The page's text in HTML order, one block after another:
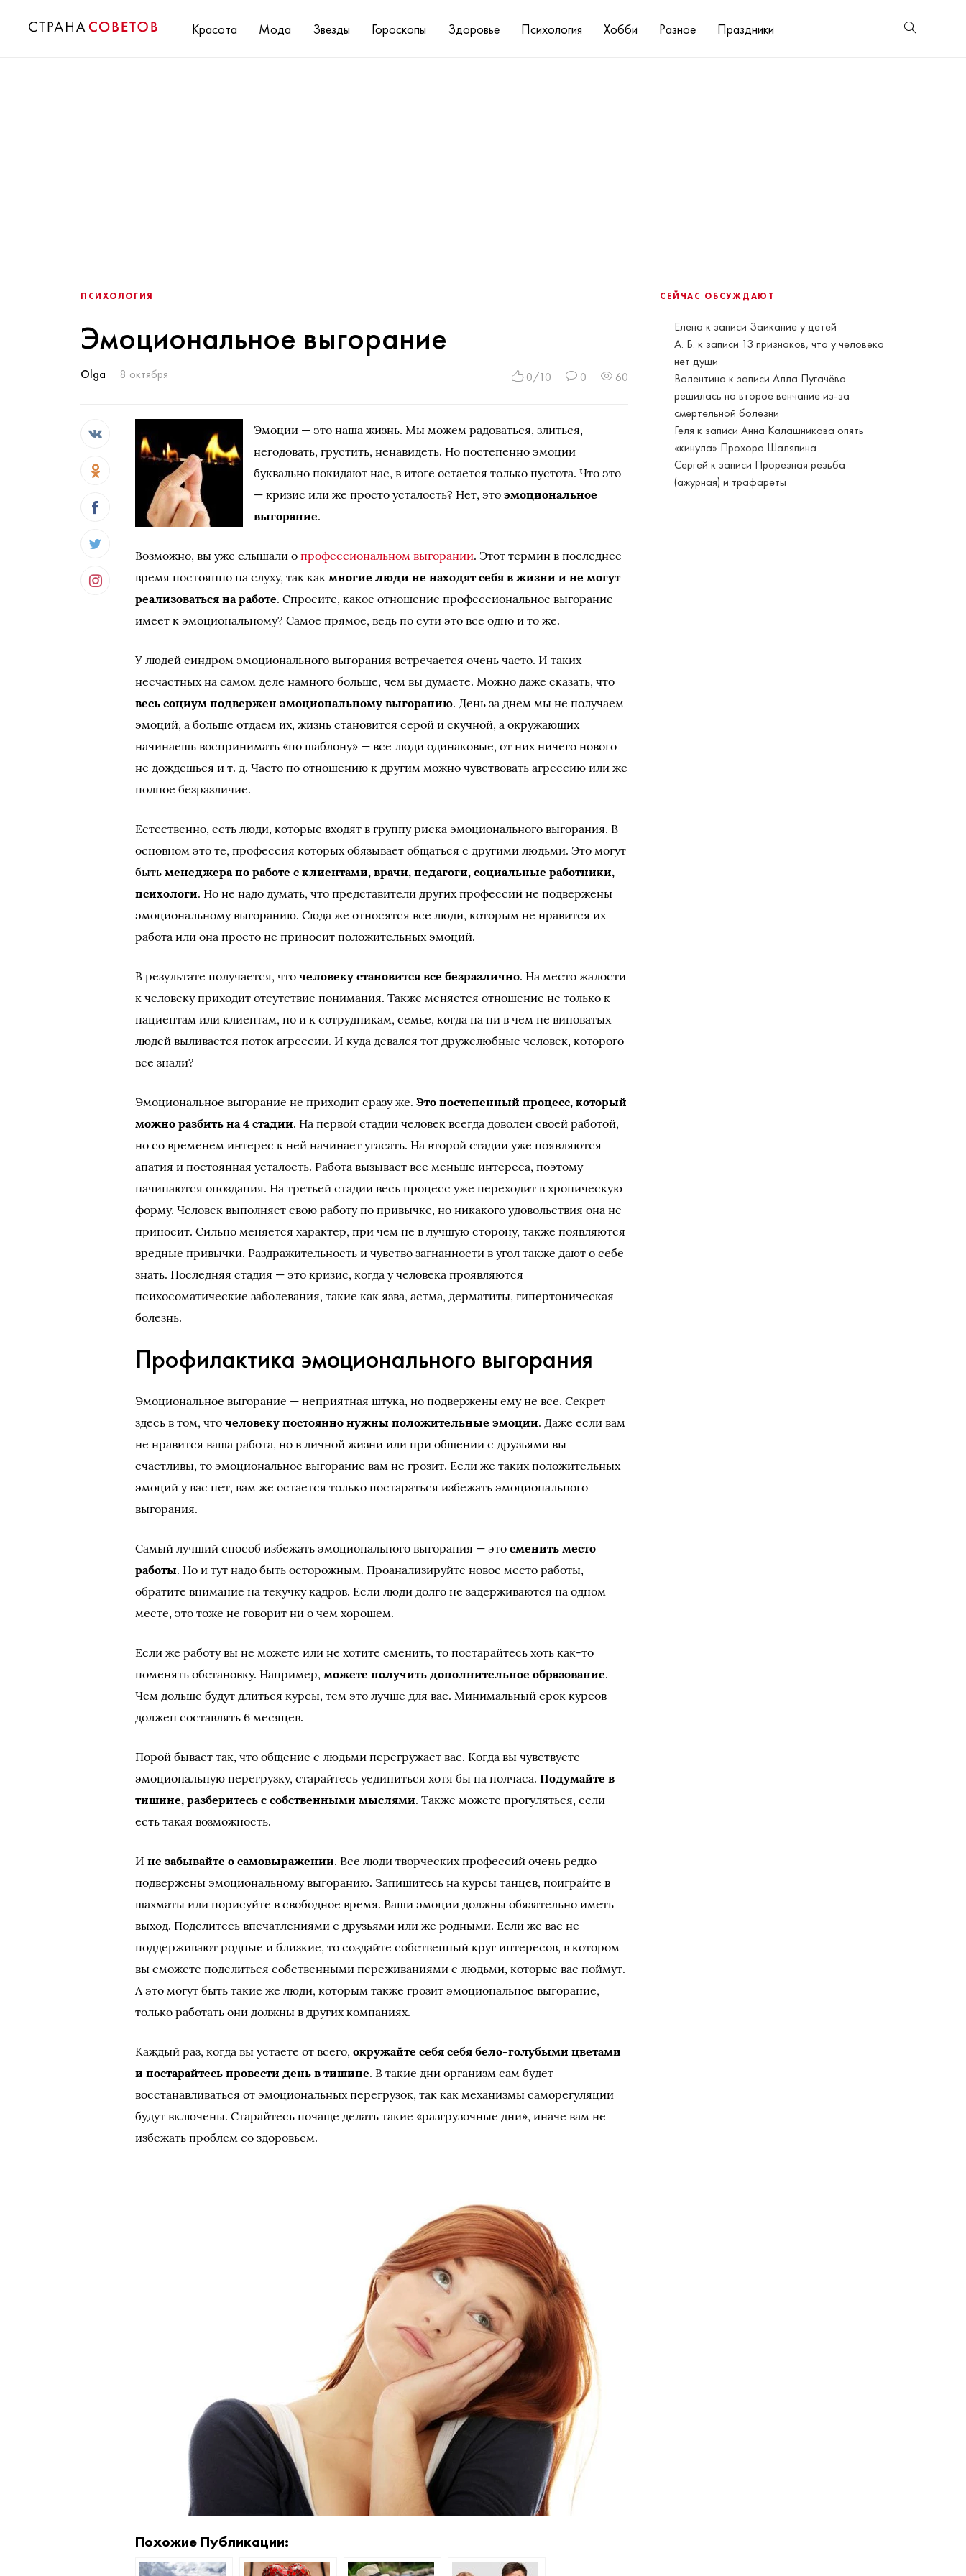
Красота Мода Звезды Гороскопы Здоровье Психология Хобби Разное Праздники
СЕЙЧАС ОБСУЖДАЮТ
Елена к записи Заикание у детей
А. Б. к записи 13 признаков, что у человека
нет души
Валентина к записиАлла Пугачёва
решилась на второе венчание из-за
смертельной болезни
Геля к записиАнна Калашникова опять
«кинула» Прохора Шаляпина
Сергей к записи Прорезная резьба
(ажурная) и трафареты
ПСИХОЛОГИЯ
Эмоциональное выгорание
Olga 8 октября 0/10 0 60
Эмоции — это наша жизнь. Мы можем радоваться, злиться,
негодовать, грустить, ненавидеть. Но постепенно эмоции
буквально покидают нас, в итоге остается только пустота. Что это
— кризис или же просто усталость? Нет, этоэмоциональное
выгорание.
Возможно, вы уже слышали опрофессиональном выгорании. Этот термин в последнее
время постоянно на слуху, так какмногие люди не находят себя в жизни и не могут
реализоваться на работе. Спросите, какое отношение профессиональное выгорание
имеет к эмоциональному? Самое прямое, ведь по сути это все одно и то же.
У людей синдром эмоционального выгорания встречается очень часто. И таких
несчастных на самом деле намного больше, чем вы думаете. Можно даже сказать, что
весь социум подвержен эмоциональному выгоранию. День за днем мы не получаем
эмоций, а больше отдаем их, жизнь становится серой и скучной, а окружающих
начинаешь воспринимать «по шаблону» — все люди одинаковые, от них ничего нового
не дождешься и т. д. Часто по отношению к другим можно чувствовать агрессию или же
полное безразличие.
Естественно, есть люди, которые входят в группу риска эмоционального выгорания. В
основном это те, профессия которых обязывает общаться с другими людьми. Это могут
бытьменеджера по работе с клиентами, врачи, педагоги, социальные работники,
психологи. Но не надо думать, что представители других профессий не подвержены
эмоциональному выгоранию. Сюда же относятся все люди, которым не нравится их
работа или она просто не приносит положительных эмоций.
В результате получается, чточеловеку становится все безразлично. На место жалости
к человеку приходит отсутствие понимания. Также меняется отношение не только к
пациентам или клиентам, но и к сотрудникам, семье, когда на ни в чем не виноватых
людей выливается поток агрессии. И куда девался тот дружелюбные человек, которого
все знали?
Эмоциональное выгорание не приходит сразу же.Это постепенный процесс, который
можно разбить на 4 стадии. На первой стадии человек всегда доволен своей работой,
но со временем интерес к ней начинает угасать. На второй стадии уже появляются
апатия и постоянная усталость. Работа вызывает все меньше интереса, поэтому
начинаются опоздания. На третьей стадии весь процесс уже переходит в хроническую
форму. Человек выполняет свою работу по привычке, но никакого удовольствия она не
приносит. Сильно меняется характер, при чем не в лучшую сторону, также появляются
вредные привычки. Раздражительность и чувство загнанности в угол также дают о себе
знать. Последняя стадия — это кризис, когда у человека проявляются
психосоматические заболевания, такие как язва, астма, дерматиты, гипертоническая
болезнь.
Профилактика эмоционального выгорания
Эмоциональное выгорание — неприятная штука, но подвержены ему не все. Секрет
здесь в том, чточеловеку постоянно нужны положительные эмоции. Даже если вам
не нравится ваша работа, но в личной жизни или при общении с друзьями вы
счастливы, то эмоциональное выгорание вам не грозит. Если же таких положительных
эмоций у вас нет, вам же остается только постараться избежать эмоционального
выгорания.
Самый лучший способ избежать эмоционального выгорания — этосменить место
работы. Но и тут надо быть осторожным. Проанализируйте новое место работы,
обратите внимание на текучку кадров. Если люди долго не задерживаются на одном
месте, это тоже не говорит ни о чем хорошем.
Если же работу вы не можете или не хотите сменить, то постарайтесь хоть как-то
поменять обстановку. Например,можете получить дополнительное образование.
Чем дольше будут длиться курсы, тем это лучше для вас. Минимальный срок курсов
должен составлять 6 месяцев.
Порой бывает так, что общение с людьми перегружает вас. Когда вы чувствуете
эмоциональную перегрузку, старайтесь уединиться хотя бы на полчаса.Подумайте в
тишине, разберитесь с собственными мыслями. Также можете прогуляться, если
есть такая возможность.
Ине забывайте о самовыражении. Все люди творческих профессий очень редко
подвержены эмоциональному выгоранию. Запишитесь на курсы танцев, поиграйте в
шахматы или порисуйте в свободное время. Ваши эмоции должны обязательно иметь
выход. Поделитесь впечатлениями с друзьями или же родными. Если же вас не
поддерживают родные и близкие, то создайте собственный круг интересов, в котором
вы сможете поделиться собственными переживаниями с людьми, которые вас поймут.
А это могут быть такие же люди, которым также грозит эмоциональное выгорание,
только работать они должны в других компаниях.
Каждый раз, когда вы устаете от всего,окружайте себя себя бело-голубыми цветами
и постарайтесь провести день в тишине. В такие дни организм сам будет
восстанавливаться от эмоциональных перегрузок, так как механизмы саморегуляции
будут включены. Старайтесь почаще делать такие «разгрузочные дни», иначе вам не
избежать проблем со здоровьем.
Похожие Публикации: